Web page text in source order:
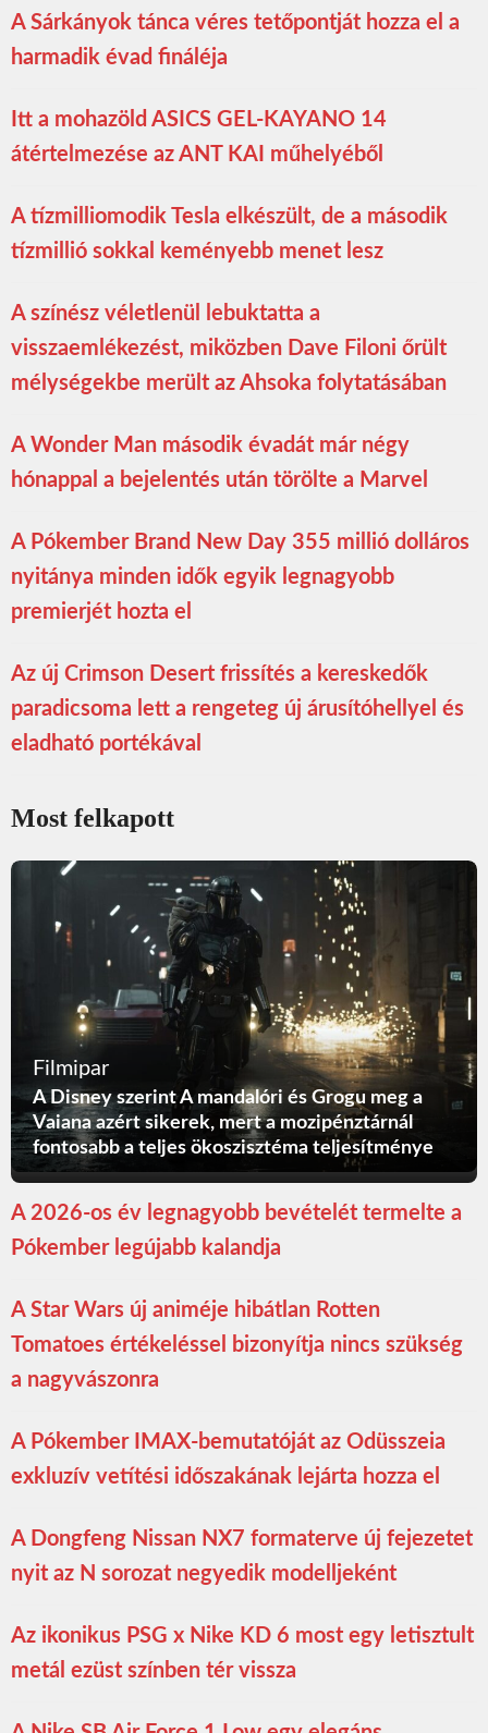
A Sárkányok tánca véres tetőpontját hozza el a
harmadik évad fináléja
Itt a mohazöld ASICS GEL-KAYANO 14
átértelmezése az ANT KAI műhelyéből
A tízmilliomodik Tesla elkészült, de a második
tízmillió sokkal keményebb menet lesz
A színész véletlenül lebuktatta a
visszaemlékezést, miközben Dave Filoni őrült
mélységekbe merült az Ahsoka folytatásában
A Wonder Man második évadát már négy
hónappal a bejelentés után törölte a Marvel
A Pókember Brand New Day 355 millió dolláros
nyitánya minden idők egyik legnagyobb
premierjét hozta el
Az új Crimson Desert frissítés a kereskedők
paradicsoma lett a rengeteg új árusítóhellyel és
eladható portékával
Most felkapott
Filmipar
A Disney szerint A mandalóri és Grogu meg a
Vaiana azért sikerek, mert a mozipénztárnál
fontosabb a teljes ökoszisztéma teljesítménye
A 2026-os év legnagyobb bevételét termelte a
Pókember legújabb kalandja
A Star Wars új animéje hibátlan Rotten
Tomatoes értékeléssel bizonyítja nincs szükség
a nagyvászonra
A Pókember IMAX-bemutatóját az Odüsszeia
exkluzív vetítési időszakának lejárta hozza el
A Dongfeng Nissan NX7 formaterve új fejezetet
nyit az N sorozat negyedik modelljeként
Az ikonikus PSG x Nike KD 6 most egy letisztult
metál ezüst színben tér vissza